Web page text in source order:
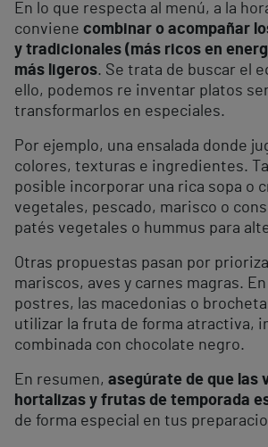
En lo que respecta al menú, a la
conviene combinar o acompañar
y tradicionales (más ricos en
más ligeros. Se trata de buscar el
ello, podemos re inventar platos
transformarlos en especiales.
Por ejemplo, una ensalada donde
colores, texturas e ingredientes.
posible incorporar una rica sopa o
vegetales, pescado, marisco o
patés vegetales o hummus para
Otras propuestas pasan por
mariscos, aves y carnes magras.
postres, las macedonias o
utilizar la fruta de forma atractiva,
combinada con chocolate negro.
En resumen, asegúrate de que las
hortalizas y frutas de temporada
de forma especial en tus